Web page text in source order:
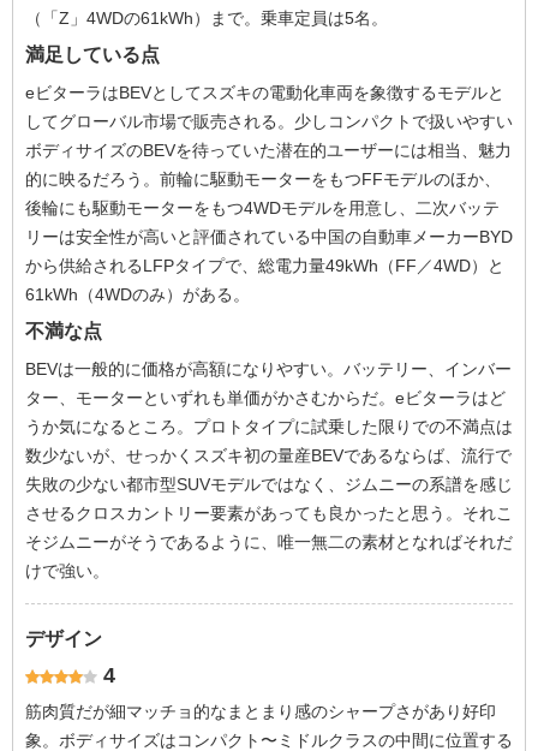
（「Z」4WDの61kWh）まで。乗車定員は5名。
満足している点
eビターラはBEVとしてスズキの電動化車両を象徴するモデルと
してグローバル市場で販売される。少しコンパクトで扱いやすい
ボディサイズのBEVを待っていた潜在的ユーザーには相当、魅力
的に映るだろう。前輪に駆動モーターをもつFFモデルのほか、
後輪にも駆動モーターをもつ4WDモデルを用意し、二次バッテ
リーは安全性が高いと評価されている中国の自動車メーカーBYD
から供給されるLFPタイプで、総電力量49kWh（FF／4WD）と
61kWh（4WDのみ）がある。
不満な点
BEVは一般的に価格が高額になりやすい。バッテリー、インバー
ター、モーターといずれも単価がかさむからだ。eビターラはど
うか気になるところ。プロトタイプに試乗した限りでの不満点は
数少ないが、せっかくスズキ初の量産BEVであるならば、流行で
失敗の少ない都市型SUVモデルではなく、ジムニーの系譜を感じ
させるクロスカントリー要素があっても良かったと思う。それこ
そジムニーがそうであるように、唯一無二の素材となればそれだ
けで強い。
デザイン
4
筋肉質だが細マッチョ的なまとまり感のシャープさがあり好印
象。ボディサイズはコンパクト〜ミドルクラスの中間に位置する